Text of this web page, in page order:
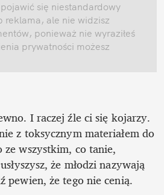
się niestandardowy
reklama, ale nie widzisz
ponieważ nie wyraziłeś
prywatności możesz
I raczej źle ci się kojarzy.
z toksycznym materiałem do
wszystkim, co tanie,
że młodzi nazywają
pewien, że tego nie cenią.